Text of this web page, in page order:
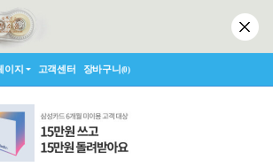
이지 고객센터 장바구니(0)